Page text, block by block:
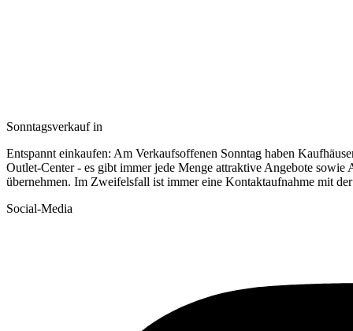
Sonntagsverkauf in
Entspannt einkaufen: Am Verkaufsoffenen Sonntag haben
Outlet-Center - es gibt immer jede Menge attraktive Angebote
übernehmen. Im Zweifelsfall ist immer eine Kontaktaufnahme mit
Social-Media